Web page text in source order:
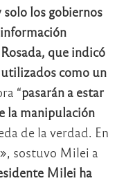
solo los gobiernos
que indicó
como un
“pasarán a estar
la manipulación
de la verdad. En
sostuvo Milei a
Milei ha